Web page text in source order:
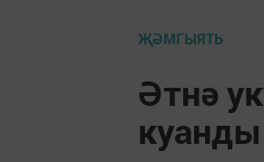
ҖӘМГЫЯТЬ
Әтнә